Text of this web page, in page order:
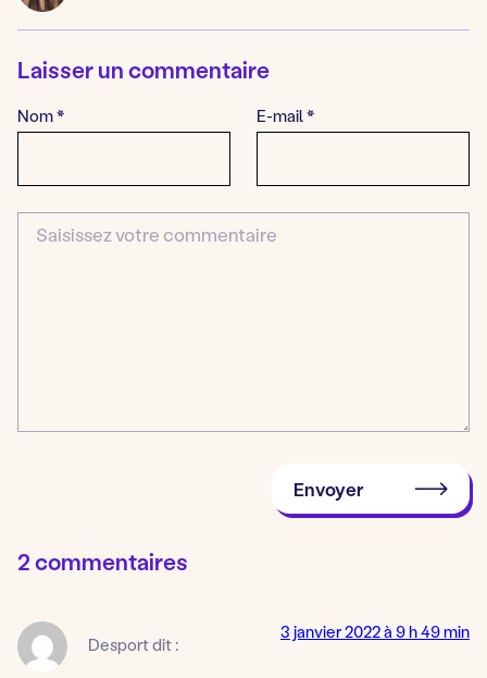
Laisser un commentaire
Nom* E-mail*
Envoyer
2 commentaires
Desportdit :
3 janvier 2022 à 9 h 49 min